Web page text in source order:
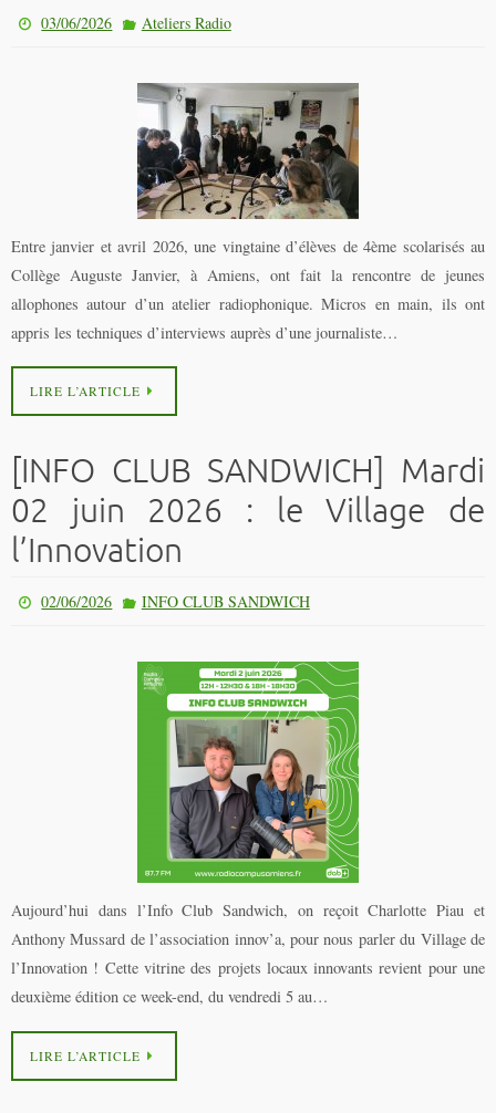
03/06/2026 Ateliers Radio
Entre janvier et avril 2026, une vingtaine d’élèves de 4ème scolarisés au
Collège Auguste Janvier, à Amiens, ont fait la rencontre de jeunes
allophones autour d’un atelier radiophonique. Micros en main, ils ont
appris les techniques d’interviews auprès d’une journaliste…
LIRE L’ARTICLE
[INFO CLUB SANDWICH] Mardi
02 juin 2026 : le Village de
l’Innovation
02/06/2026 INFO CLUB SANDWICH
Aujourd’hui dans l’Info Club Sandwich, on reçoit Charlotte Piau et
Anthony Mussard de l’association innov’a, pour nous parler du Village de
l’Innovation ! Cette vitrine des projets locaux innovants revient pour une
deuxième édition ce week-end, du vendredi 5 au…
LIRE L’ARTICLE